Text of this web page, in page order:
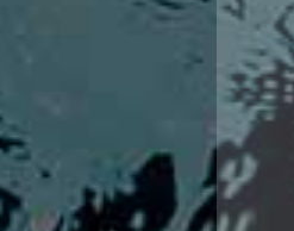
Norme e
Risultati e
Albi d'oro
Flash
Circuito